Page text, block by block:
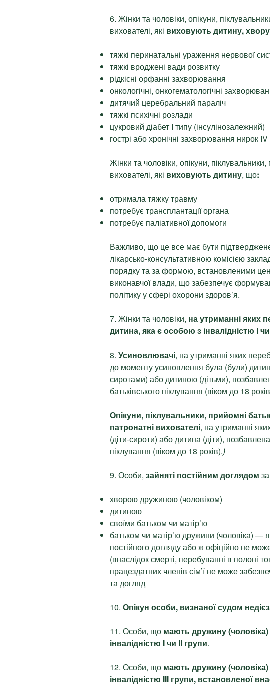
6. Жінки та чоловіки, опікуни,
вихователі, які виховують дитину, хвору
тяжкі перинатальні ураження нервової
тяжкі вроджені вади розвитку
рідкісні орфанні захворювання
онкологічні, онкогематологічні
дитячий церебральний параліч
тяжкі психічні розлади
цукровий діабет I типу (інсулінозалежний)
гострі або хронічні захворювання нирок
Жінки та чоловіки, опікуни,
вихователі, які виховують дитину, що:
отримала тяжку травму
потребує трансплантації органа
потребує паліативної допомоги
Важливо, що це все має бути
лікарсько-консультативною комісією
порядку та за формою, встановленими
виконавчої влади, що забезпечує
політику у сфері охорони здоров’я.
7. Жінки та чоловіки, на утриманні яких
дитина, яка є особою з інвалідністю I
8. Усиновлювачі, на утриманні яких
до моменту усиновлення була (були)
сиротами) або дитиною (дітьми),
батьківського піклування (віком до 18
Опікуни, піклувальники, прийомні
патронатні вихователі, на утриманні
(діти-сироти) або дитина (діти),
піклування (віком до 18 років).)
9. Особи, зайняті постійним доглядом
хворою дружиною (чоловіком)
дитиною
своїми батьком чи матір’ю
батьком чи матір’ю дружини (чоловіка) —
постійного догляду або ж офіційно не
(внаслідок смерті, перебуванні в полоні
працездатних членів сім’ї не може
та догляд
10. Опікун особи, визнаної судом
11. Особи, що мають дружину (чоловіка)
інвалідністю I чи II групи.
12. Особи, що мають дружину (чоловіка)
інвалідністю III групи, встановленої